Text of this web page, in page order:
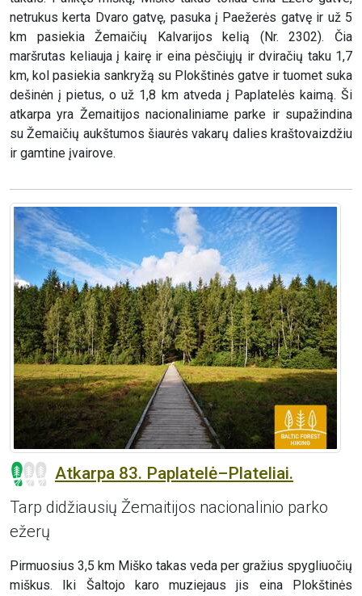
netrukus kerta Dvaro gatvę, pasuka į Paežerės gatvę ir už 5
km pasiekia Žemaičių Kalvarijos kelią (Nr. 2302). Čia
maršrutas keliauja į kairę ir eina pėsčiųjų ir dviračių taku 1,7
km, kol pasiekia sankryžą su Plokštinės gatve ir tuomet suka
dešinėn į pietus, o už 1,8 km atveda į Paplatelės kaimą. Ši
atkarpa yra Žemaitijos nacionaliniame parke ir supažindina
su Žemaičių aukštumos šiaurės vakarų dalies kraštovaizdžiu
ir gamtine įvairove.
Atkarpa 83. Paplatelė–Plateliai.
Tarp didžiausių Žemaitijos nacionalinio parko
ežerų
Pirmuosius 3,5 km Miško takas veda per gražius spygliuočių
miškus. Iki Šaltojo karo muziejaus jis eina Plokštinės